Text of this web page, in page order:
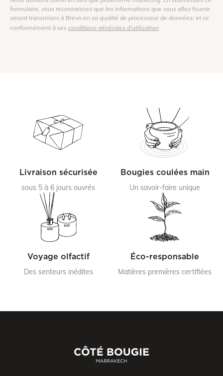
formulaire, vous reconnaissez que les informations que vous allez fournir
seront transmises à Brevo en sa qualité de processeur de données; et ce
conformément à ses conditions générales d'utilisation
Livraison sécurisée
sous 5 à 6 jours ouvrés
Bougies coulées main
Un savoir-faire unique
Voyage olfactif
Des senteurs inédites
Éco-responsable
Matières premières certifiées